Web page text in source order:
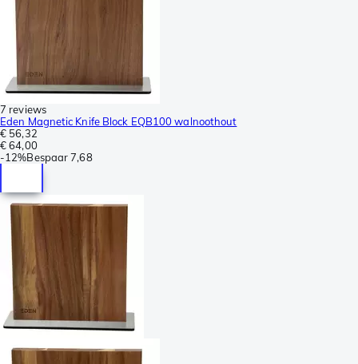
7 reviews
Eden Magnetic Knife Block EQB100 walnoothout
€ 56,32
€ 64,00
-12%Bespaar 7,68